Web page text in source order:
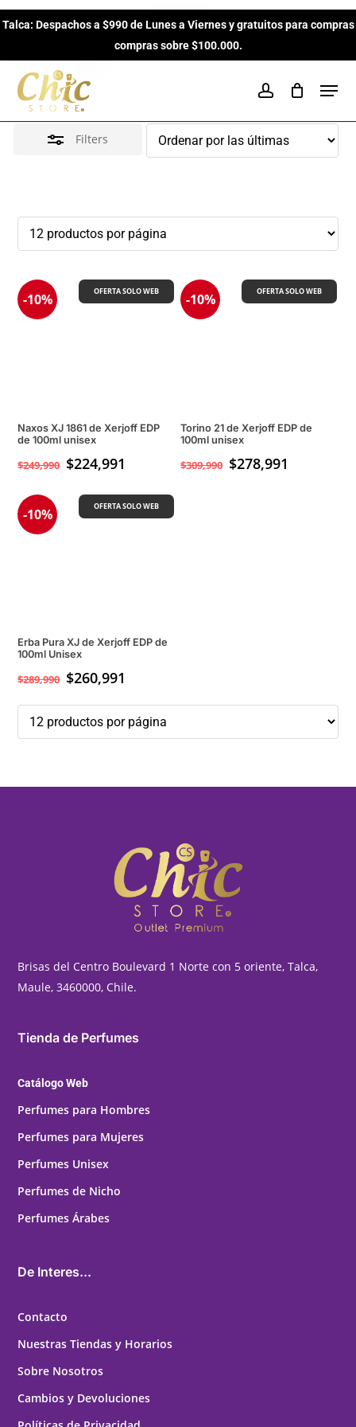
Skip
to
content
Talca: Despachos a $990 de Lunes a Viernes y gratuitos para compras
compras sobre $100.000.
account
Xerjoff
Inicio Brands Xerjoff
Filters
-10% OFERTA SOLO WEB
Naxos XJ 1861 de Xerjoff EDP
de 100ml unisex
$249,990 $224,991
-10% OFERTA SOLO WEB
Torino 21 de Xerjoff EDP de
100ml unisex
$309,990 $278,991
-10% OFERTA SOLO WEB
Erba Pura XJ de Xerjoff EDP de
100ml Unisex
$289,990 $260,991
Brisas del Centro Boulevard 1 Norte con 5 oriente, Talca,
Maule, 3460000, Chile.
Tienda de Perfumes
Catálogo Web
Perfumes para Hombres
Perfumes para Mujeres
Perfumes Unisex
Perfumes de Nicho
Perfumes Árabes
De Interes...
Contacto
Nuestras Tiendas y Horarios
Sobre Nosotros
Cambios y Devoluciones